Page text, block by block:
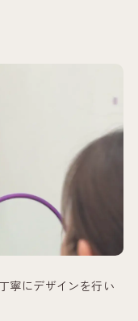
寧にデザインを行い